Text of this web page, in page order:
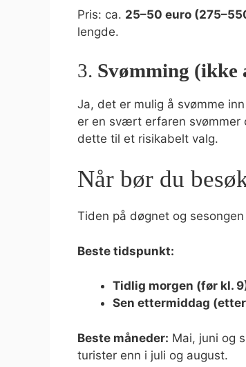
Pris: ca. 25–50 euro
lengde.
3. Svømming (ikke
Ja, det er mulig å svømme
er en svært erfaren svømmer
dette til et risikabelt valg.
Når bør du
Tiden på døgnet og
Beste tidspunkt:
Tidlig morgen (før kl.
Sen ettermiddag (etter
Beste måneder: Mai, juni og
turister enn i juli og august.